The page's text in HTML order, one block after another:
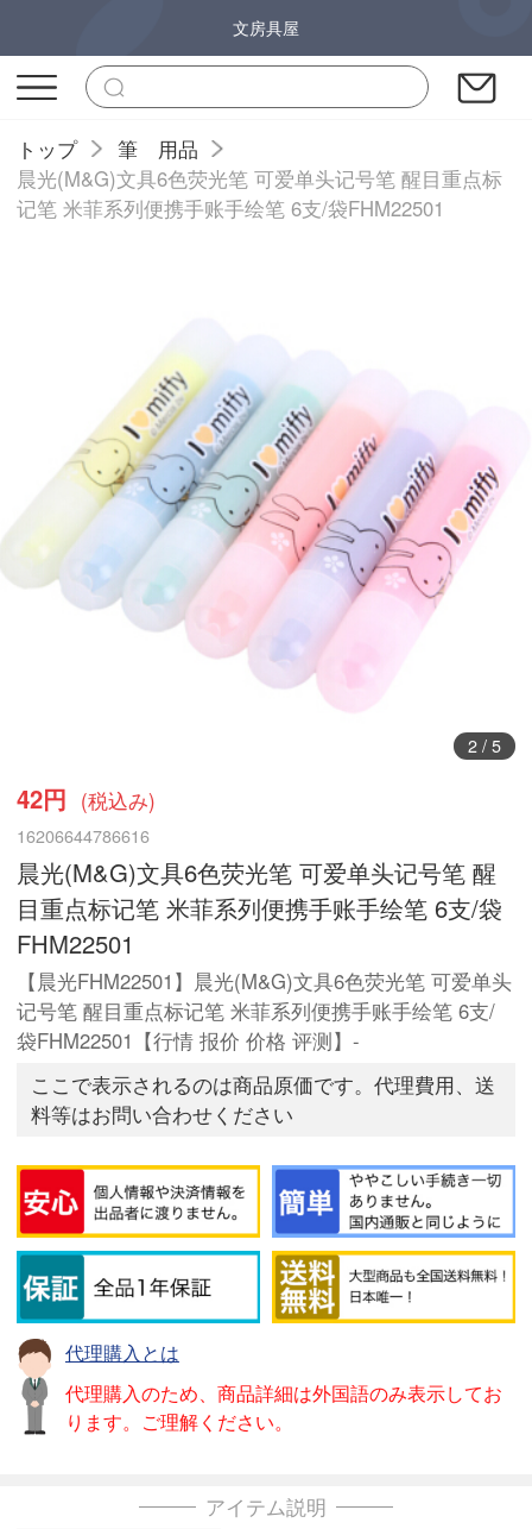
文房具屋
トップ
筆 用品
晨光(M&G)文具6色荧光笔 可爱单头记号笔 醒目重点标
记笔 米菲系列便携手账手绘笔 6支/袋FHM22501
2/ 5
42円 (税込み)
16206644786616
晨光(M&G)文具6色荧光笔 可爱单头记号笔 醒
目重点标记笔 米菲系列便携手账手绘笔 6支/袋
FHM22501
【晨光FHM22501】晨光(M&G)文具6色荧光笔 可爱单头
记号笔 醒目重点标记笔 米菲系列便携手账手绘笔 6支/
袋FHM22501【行情 报价 价格 评测】-
ここで表示されるのは商品原価です。代理費用、送
料等はお問い合わせください
代理購入とは
代理購入のため、商品詳細は外国語のみ表示してお
ります。ご理解ください。
アイテム説明